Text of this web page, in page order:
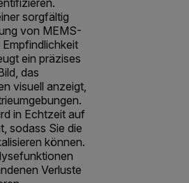
sorgfältig
von MEMS-
ein präzises
das
visuell anzeigt,
in Echtzeit auf
sodass Sie die
können.
Verluste